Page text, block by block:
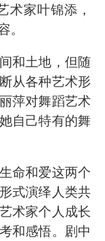
暑期研学游升温 在旅途中增长知识
被抹成黑猫
Bin离队
术家叶锦添，
和土地，但随
从各种艺术形
萍对舞蹈艺术
自己特有的舞
命和爱这两个
式演绎人类共
术家个人成长
和感悟。剧中